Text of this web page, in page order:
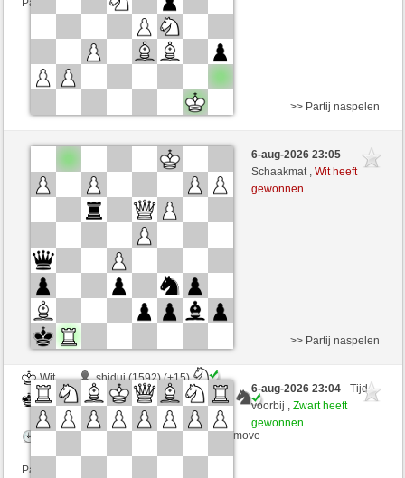
Partij telt mee voor de ranglijst
Zwart
shiduj (1607) (-18)
RubiusAndorra (1566) (+18)
Speelduur: 2 minutes/side + 1 seconds/move
Partij telt mee voor de ranglijst
>> Partij naspelen
6-aug-2026 23:05-
Schaakmat ,Wit heeft
gewonnen
Wit
shiduj (1592) (+15)
Zwart
RubiusAndorra (1581) (-15)
Speelduur: 2 minutes/side + 1 seconds/move
Partij telt mee voor de ranglijst
>> Partij naspelen
6-aug-2026 23:04- Tijd
voorbij ,Zwart heeft
gewonnen